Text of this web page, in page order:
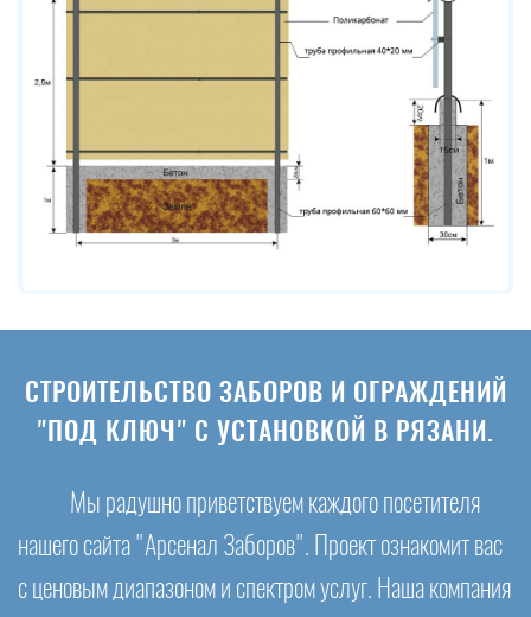
СТРОИТЕЛЬСТВО ЗАБОРОВ И ОГРАЖДЕНИЙ
"ПОД КЛЮЧ" С УСТАНОВКОЙ В РЯЗАНИ.
Мы радушно приветствуем каждого посетителя
нашего сайта "Арсенал Заборов". Проект ознакомит вас
с ценовым диапазоном и спектром услуг. Наша компания